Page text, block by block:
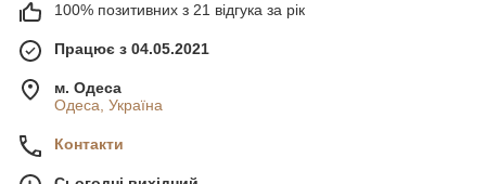
100% позитивних з 21 відгука за рік
Працює з 04.05.2021
м. Одеса
Одеса, Україна
Контакти